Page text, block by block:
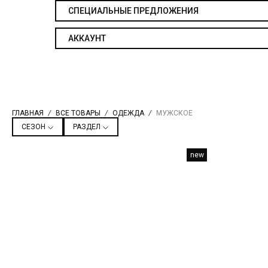
СПЕЦИАЛЬНЫЕ ПРЕДЛОЖЕНИЯ
АККАУНТ
ГЛАВНАЯ ВСЕ ТОВАРЫ ОДЕЖДА
МУЖСКОЕ
СЕЗОН
РАЗДЕЛ
new